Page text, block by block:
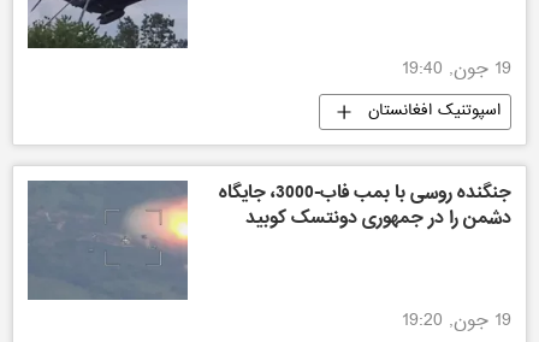
19 جون, 19:40
اسپوتنیک افغانستان
جنگنده روسی با بمب فاب-3000، جایگاه
دشمن را در جمهوری دونتسک کوبید
19 جون, 19:20